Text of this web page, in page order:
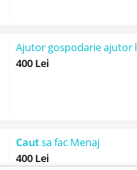
Ajutor gospodarie ajutor
400 Lei
Cautsa fac Menaj
400 Lei